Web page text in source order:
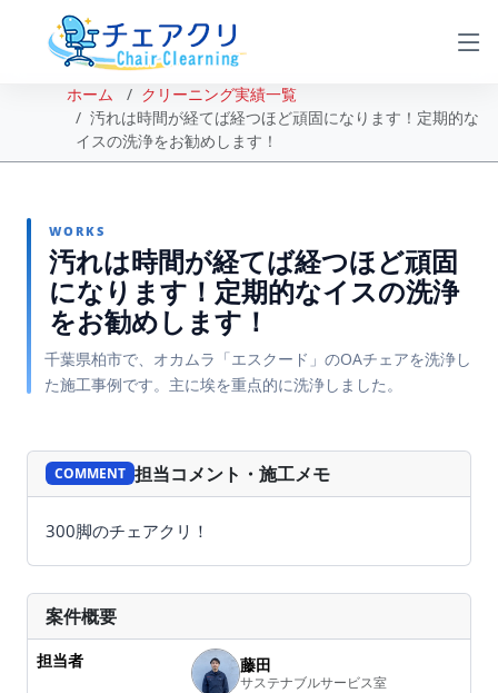
ホーム
クリーニング実績一覧
汚れは時間が経てば経つほど頑固になります！定期的な
イスの洗浄をお勧めします！
WORKS
汚れは時間が経てば経つほど頑固
になります！定期的なイスの洗浄
をお勧めします！
千葉県柏市で、オカムラ「エスクード」のOAチェアを洗浄し
た施工事例です。主に埃を重点的に洗浄しました。
BEFORE
COMMENT 担当コメント・施工メモ
300脚のチェアクリ！
案件概要
担当者 藤田
サステナブルサービス室